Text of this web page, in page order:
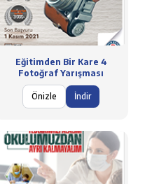
Eğitimden Bir Kare 4
Fotoğraf Yarışması
Önizle İndir